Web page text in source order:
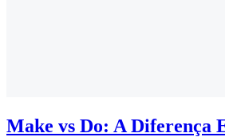
Make vs Do: A Diferença